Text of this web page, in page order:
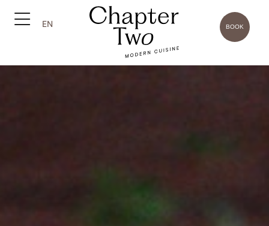
EN BOOK